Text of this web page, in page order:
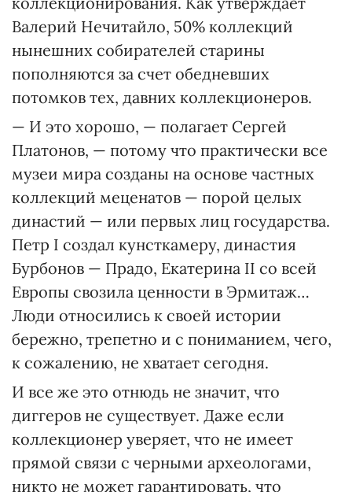
Валерий Нечитайло, 50% коллекций
нынешних собирателей старины
пополняются за счет обедневших
потомков тех, давних коллекционеров.
— И это хорошо, — полагает Сергей
Платонов, — потому что практически все
музеи мира созданы на основе частных
коллекций меценатов — порой целых
династий — или первых лиц государства.
Петр І создал кунсткамеру, династия
Бурбонов — Прадо, Екатерина ІІ со всей
Европы свозила ценности в Эрмитаж…
Люди относились к своей истории
бережно, трепетно и с пониманием, чего,
к сожалению, не хватает сегодня.
И все же это отнюдь не значит, что
диггеров не существует. Даже если
коллекционер уверяет, что не имеет
прямой связи с черными археологами,
никто не может гарантировать, что